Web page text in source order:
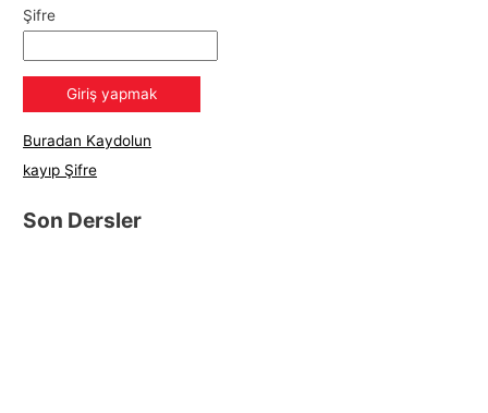
Şifre
Buradan Kaydolun
kayıp Şifre
Son Dersler